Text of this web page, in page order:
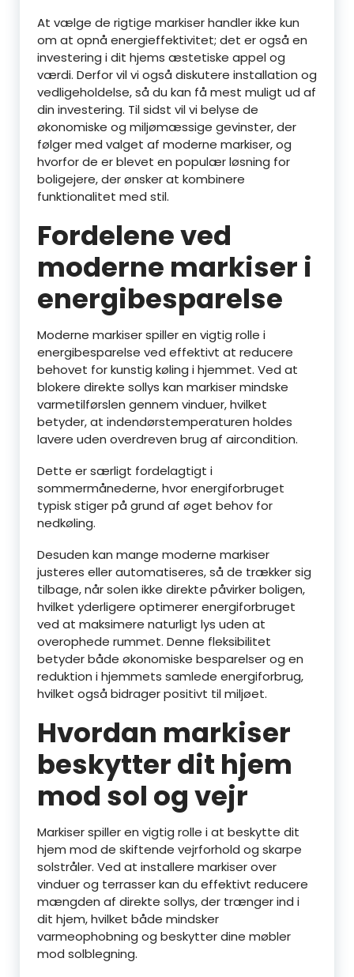
At vælge de rigtige markiser handler ikke kun
om at opnå energieffektivitet; det er også en
investering i dit hjems æstetiske appel og
værdi. Derfor vil vi også diskutere installation og
vedligeholdelse, så du kan få mest muligt ud af
din investering. Til sidst vil vi belyse de
økonomiske og miljømæssige gevinster, der
følger med valget af moderne markiser, og
hvorfor de er blevet en populær løsning for
boligejere, der ønsker at kombinere
funktionalitet med stil.
Fordelene ved
moderne markiser i
energibesparelse
Moderne markiser spiller en vigtig rolle i
energibesparelse ved effektivt at reducere
behovet for kunstig køling i hjemmet. Ved at
blokere direkte sollys kan markiser mindske
varmetilførslen gennem vinduer, hvilket
betyder, at indendørstemperaturen holdes
lavere uden overdreven brug af aircondition.
Dette er særligt fordelagtigt i
sommermånederne, hvor energiforbruget
typisk stiger på grund af øget behov for
nedkøling.
Desuden kan mange moderne markiser
justeres eller automatiseres, så de trækker sig
tilbage, når solen ikke direkte påvirker boligen,
hvilket yderligere optimerer energiforbruget
ved at maksimere naturligt lys uden at
overophede rummet. Denne fleksibilitet
betyder både økonomiske besparelser og en
reduktion i hjemmets samlede energiforbrug,
hvilket også bidrager positivt til miljøet.
Hvordan markiser
beskytter dit hjem
mod sol og vejr
Markiser spiller en vigtig rolle i at beskytte dit
hjem mod de skiftende vejrforhold og skarpe
solstråler. Ved at installere markiser over
vinduer og terrasser kan du effektivt reducere
mængden af direkte sollys, der trænger ind i
dit hjem, hvilket både mindsker
varmeophobning og beskytter dine møbler
mod solblegning.